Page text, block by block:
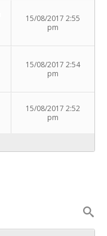
15/08/2017 2:55
pm
15/08/2017 2:54
pm
15/08/2017 2:52
pm